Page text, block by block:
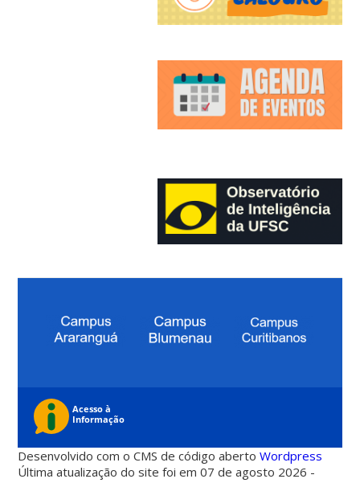
Desenvolvido com o CMS de código abertoWordpress
Última atualização do site foi em 07 de agosto 2026 -